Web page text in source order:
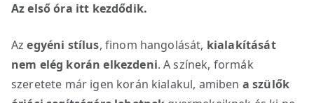
Az első óra itt kezdődik.
Azegyéni stílus, finom hangolását, kialakítását
nem elég korán elkezdeni. A színek, formák
szeretete már igen korán kialakul, amiben a szülők